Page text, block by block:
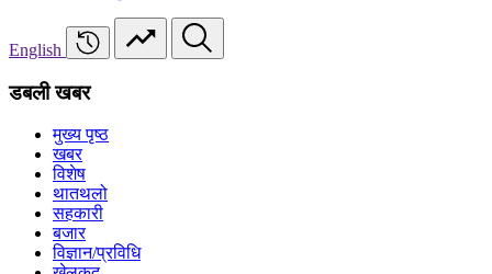
English
डबली खबर
मुख्य पृष्ठ
खबर
विशेष
थातथलो
सहकारी
बजार
विज्ञान/प्रविधि